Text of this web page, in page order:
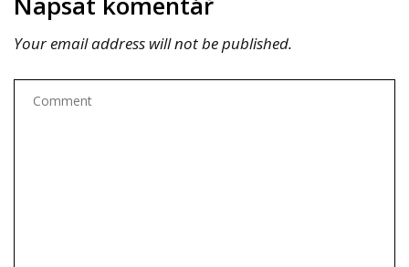
Your email address will not be published.